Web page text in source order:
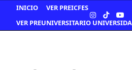
INICIO
VER PREICFES
VER PREUNIVERSITARIO